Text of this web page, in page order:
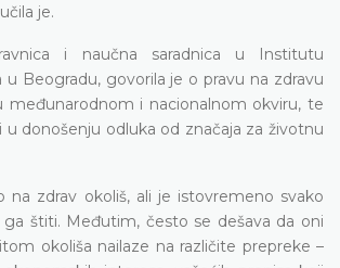
je.
i naučna saradnica u Institutu
u Beogradu, govorila je o pravu na zdravu
međunarodnom i nacionalnom okviru, te
u donošenju odluka od značaja za životnu
na zdrav okoliš, ali je istovremeno svako
ga štiti. Međutim, često se dešava da oni
okoliša nailaze na različite prepreke –